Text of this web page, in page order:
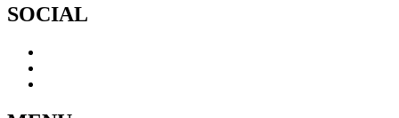
SOCIAL